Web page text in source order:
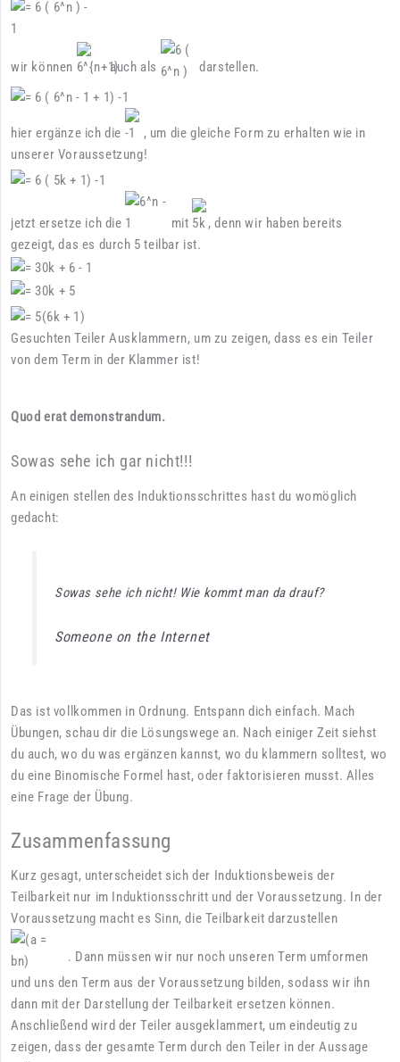
wir können auch als darstellen.
hier ergänze ich die
, um die gleiche Form zu erhalten wie in
unserer Voraussetzung!
jetzt ersetze ich die mit
, denn wir haben bereits
gezeigt, das es durch 5 teilbar ist.
Gesuchten Teiler Ausklammern, um zu zeigen, dass es ein Teiler
von dem Term in der Klammer ist!
Quod erat demonstrandum.
Sowas sehe ich gar nicht!!!
An einigen stellen des Induktionsschrittes hast du womöglich
gedacht:
Sowas sehe ich nicht! Wie kommt man da drauf?
Someone on the Internet
Das ist vollkommen in Ordnung. Entspann dich einfach. Mach
Übungen, schau dir die Lösungswege an. Nach einiger Zeit siehst
du auch, wo du was ergänzen kannst, wo du klammern solltest, wo
du eine Binomische Formel hast, oder faktorisieren musst. Alles
eine Frage der Übung.
Zusammenfassung
Kurz gesagt, unterscheidet sich der Induktionsbeweis der
Teilbarkeit nur im Induktionsschritt und der Voraussetzung. In der
Voraussetzung macht es Sinn, die Teilbarkeit darzustellen
. Dann müssen wir nur noch unseren Term umformen
und uns den Term aus der Voraussetzung bilden, sodass wir ihn
dann mit der Darstellung der Teilbarkeit ersetzen können.
Anschließend wird der Teiler ausgeklammert, um eindeutig zu
zeigen, dass der gesamte Term durch den Teiler in der Aussage